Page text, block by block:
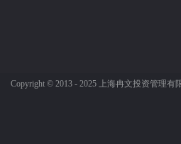
Copyright © 2013 - 2025 上海冉文投资管理有